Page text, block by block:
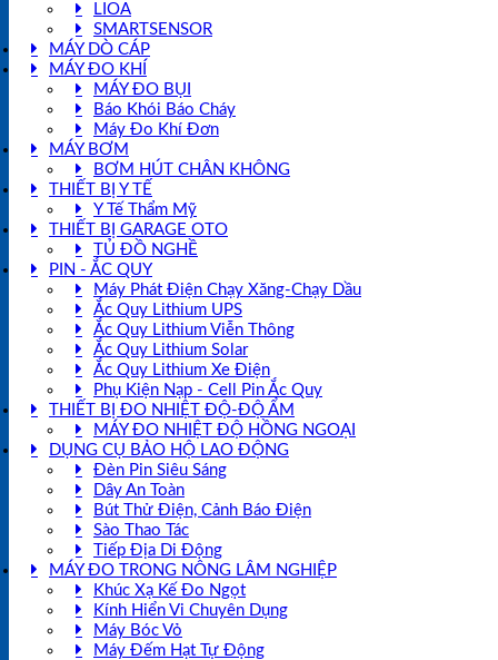
LIOA
SMARTSENSOR
MÁY DÒ CÁP
MÁY ĐO KHÍ
MÁY ĐO BỤI
Báo Khói Báo Cháy
Máy Đo Khí Đơn
MÁY BƠM
BƠM HÚT CHÂN KHÔNG
THIẾT BỊ Y TẾ
Y Tế Thẩm Mỹ
THIẾT BỊ GARAGE OTO
TỦ ĐỒ NGHỀ
PIN - ẮC QUY
Máy Phát Điện Chạy Xăng-Chạy Dầu
Ắc Quy Lithium UPS
Ắc Quy Lithium Viễn Thông
Ắc Quy Lithium Solar
Ắc Quy Lithium Xe Điện
Phụ Kiện Nạp - Cell Pin Ắc Quy
THIẾT BỊ ĐO NHIỆT ĐỘ-ĐỘ ẨM
MÁY ĐO NHIỆT ĐỘ HỒNG NGOẠI
DỤNG CỤ BẢO HỘ LAO ĐỘNG
Đèn Pin Siêu Sáng
Dây An Toàn
Bút Thử Điện, Cảnh Báo Điện
Sào Thao Tác
Tiếp Địa Di Động
MÁY ĐO TRONG NÔNG LÂM NGHIỆP
Khúc Xạ Kế Đo Ngọt
Kính Hiển Vi Chuyên Dụng
Máy Bóc Vỏ
Máy Đếm Hạt Tự Động